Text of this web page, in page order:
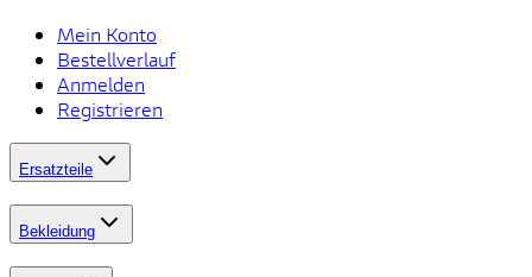
Mein Konto
Bestellverlauf
Anmelden
Registrieren
Ersatzteile
Bekleidung